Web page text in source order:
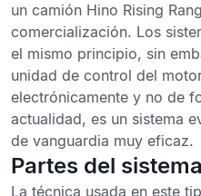
un camión Hino Rising
comercialización. Los
el mismo principio, sin
unidad de control del
electrónicamente y no de
actualidad, es un sistema
de vanguardia muy eficaz.
Partes del sistema
La técnica usada en este